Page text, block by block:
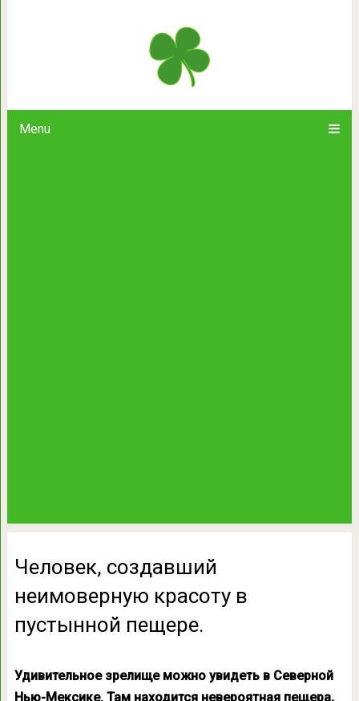
Menu
Человек, создавший неимоверную
Человек, создавший
неимоверную красоту в
пустынной пещере.
Удивительное зрелище можно увидеть в Северной
Нью-Мексике. Там находится невероятная пещера,